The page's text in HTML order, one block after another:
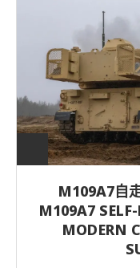
M109A7自
M109A7
MODERN